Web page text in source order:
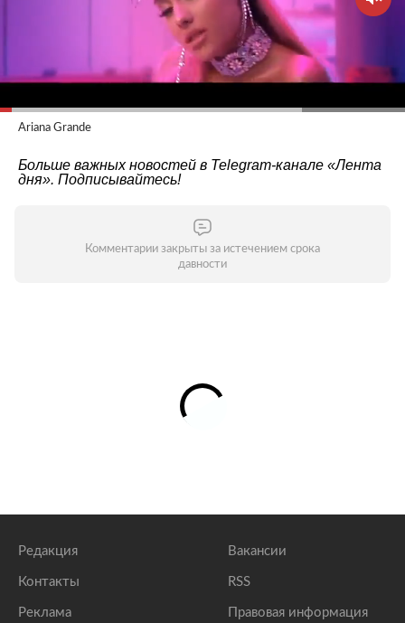
Ariana Grande
Больше важных новостей в Telegram-канале «Лента
дня». Подписывайтесь!
Комментарии закрыты за истечением срока
давности
Редакция
Контакты
Реклама
Вакансии
RSS
Правовая информация